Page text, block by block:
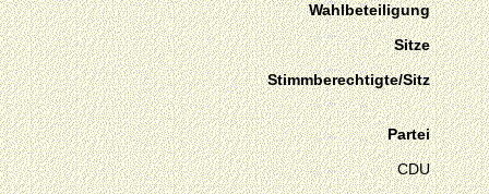
Wahlbeteiligung
Sitze
Stimmberechtigte/Sitz
Partei
CDU